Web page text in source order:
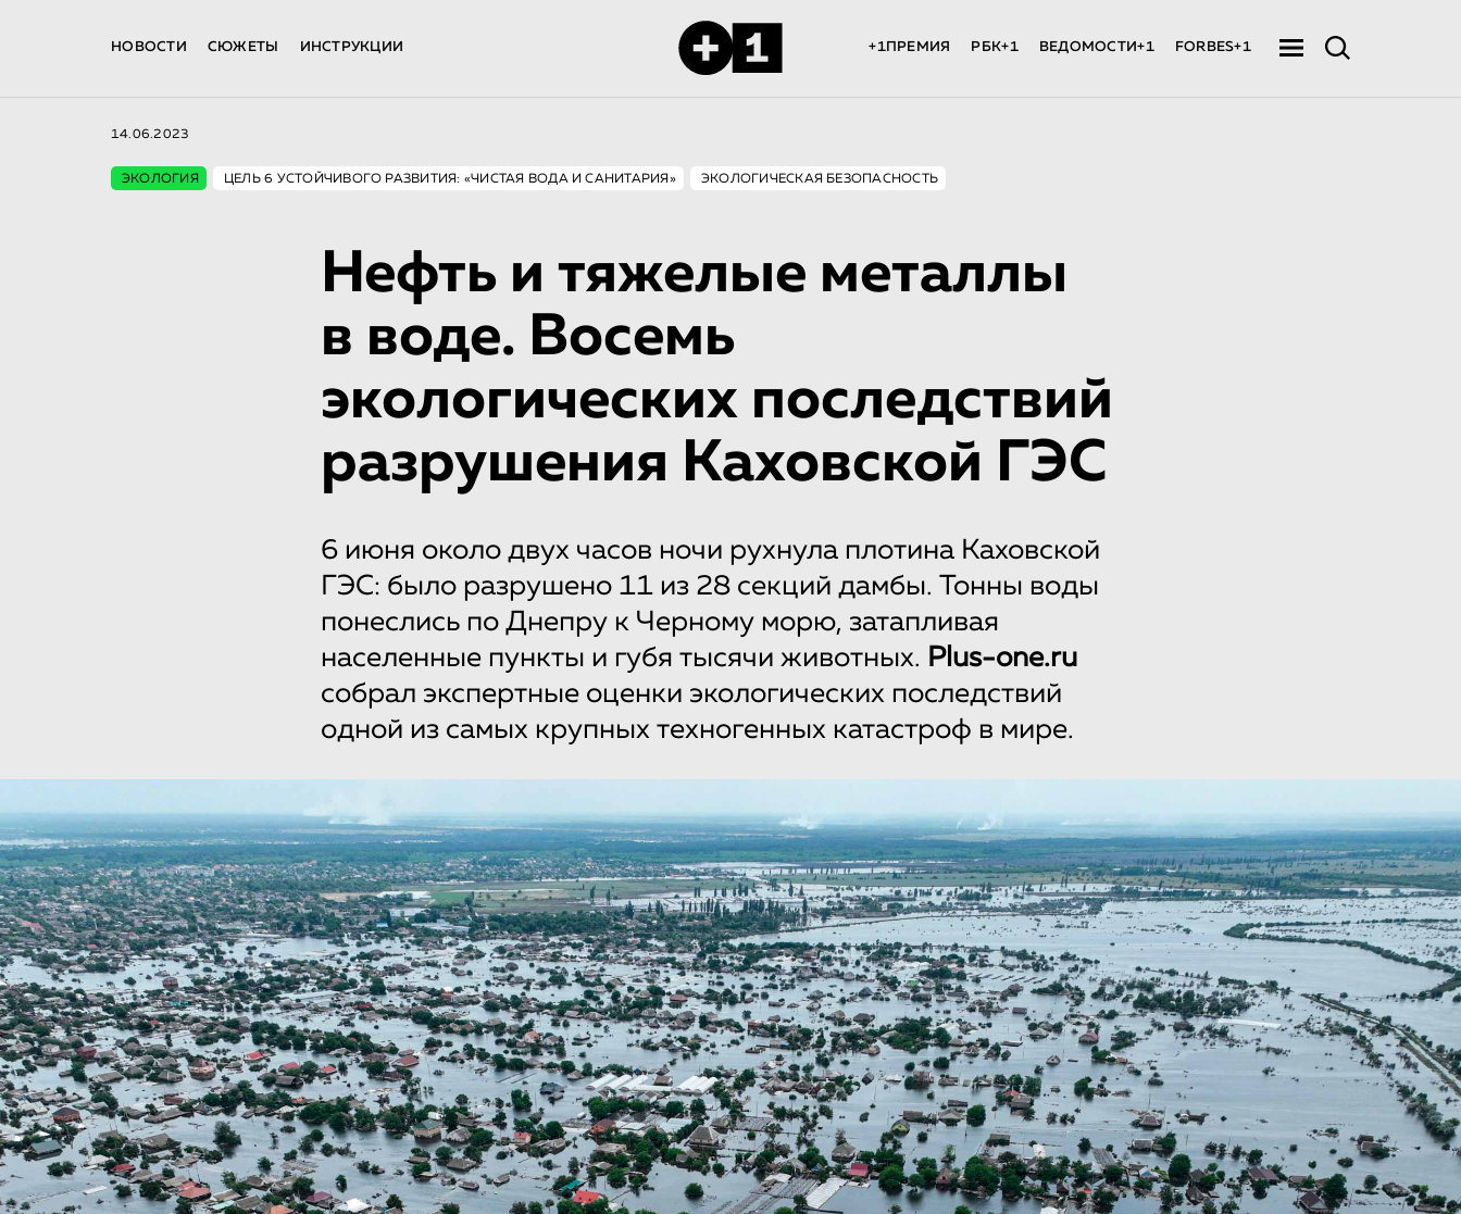
НОВОСТИ СЮЖЕТЫ ИНСТРУКЦИИ +1ПРЕМИЯ РБК+1 ВЕДОМОСТИ+1 FORBES+1
14.06.2023
ЭКОЛОГИЯ ЦЕЛЬ 6 УСТОЙЧИВОГО РАЗВИТИЯ: «ЧИСТАЯ ВОДА И САНИТАРИЯ» ЭКОЛОГИЧЕСКАЯ БЕЗОПАСНОСТЬ
Нефть и тяжелые металлы
в воде. Восемь
экологических последствий
разрушения Каховской ГЭС
6 июня около двух часов ночи рухнула плотина Каховской
ГЭС: было разрушено 11 из 28 секций дамбы. Тонны воды
понеслись по Днепру к Черному морю, затапливая
населенные пункты и губя тысячи животных. Plus-one.ru
собрал экспертные оценки экологических последствий
одной из самых крупных техногенных катастроф в мире.